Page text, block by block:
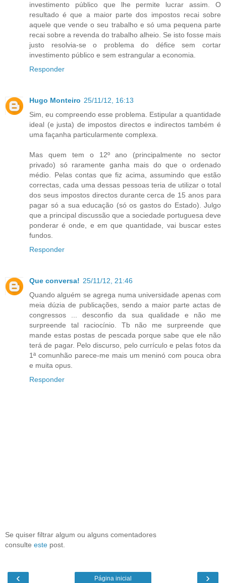
investimento público que lhe permite lucrar assim. O
resultado é que a maior parte dos impostos recai sobre
aquele que vende o seu trabalho e só uma pequena parte
recai sobre a revenda do trabalho alheio. Se isto fosse mais
justo resolvia-se o problema do défice sem cortar
investimento público e sem estrangular a economia.
Responder
Hugo Monteiro 25/11/12, 16:13
Sim, eu compreendo esse problema. Estipular a quantidade
ideal (e justa) de impostos directos e indirectos também é
uma façanha particularmente complexa.
Mas quem tem o 12º ano (principalmente no sector
privado) só raramente ganha mais do que o ordenado
médio. Pelas contas que fiz acima, assumindo que estão
correctas, cada uma dessas pessoas teria de utilizar o total
dos seus impostos directos durante cerca de 15 anos para
pagar só a sua educação (só os gastos do Estado). Julgo
que a principal discussão que a sociedade portuguesa deve
ponderar é onde, e em que quantidade, vai buscar estes
fundos.
Responder
Que conversa! 25/11/12, 21:46
Quando alguém se agrega numa universidade apenas com
meia dúzia de publicações, sendo a maior parte actas de
congressos ... desconfio da sua qualidade e não me
surpreende tal raciocínio. Tb não me surpreende que
mande estas postas de pescada porque sabe que ele não
terá de pagar. Pelo discurso, pelo currículo e pelas fotos da
1ª comunhão parece-me mais um meninó com pouca obra
e muita opus.
Responder
Se quiser filtrar algum ou alguns comentadores
consulte este post.
‹ ›
Página inicial